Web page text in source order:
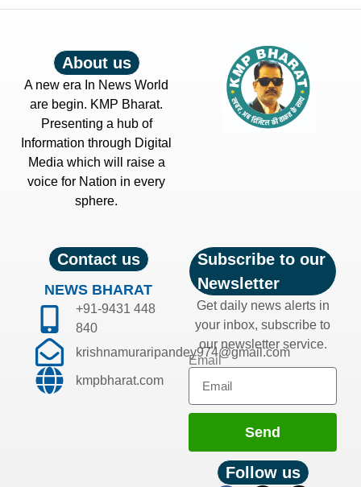
About us
A new era In News World
are begin. KMP Bharat.
Presenting a hub of
Information through Digital
Media which will raise a
voice for Nation in every
sphere.
Contact us
NEWS BHARAT
+91-9431 448
840
krishnamuraripandey974@gmail.com
kmpbharat.com
Subscribe to our
Newsletter
Get daily news alerts in
your inbox, subscribe to
our newsletter service.
Email
Send
Follow us